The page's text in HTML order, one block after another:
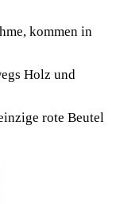
kommen in
Holz und
rote Beutel